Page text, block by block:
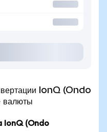
IonQ (Ondo
IonQ (Ondo